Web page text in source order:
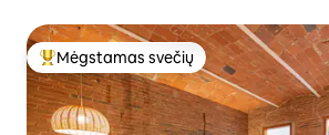
Svečių mėgstamiausias
Mėgstamas svečių